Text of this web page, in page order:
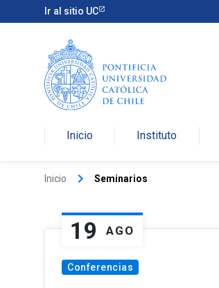
Ir al sitio UC
Inicio Instituto
Inicio keyboard_arrow_right Seminarios
19 AGO
Conferencias